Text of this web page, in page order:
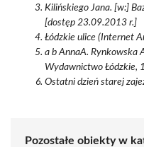
Kilińskiego Jana. [w:]
[dostęp 23.09.2013 r.]
Łódzkie ulice (Internet
a b AnnaA. Rynkowska
Wydawnictwo
Ostatni dzień starej
Pozostałe obiekty w